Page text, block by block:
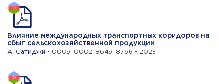
У. Валехзаде
Влияние цифрового маркетинга на
развитие винного туризма в
Влияние международных транспортных коридоров на
сбыт сельскохозяйственной продукции
А. Сатиджи • 0009-0002-8649-8796 • 2023